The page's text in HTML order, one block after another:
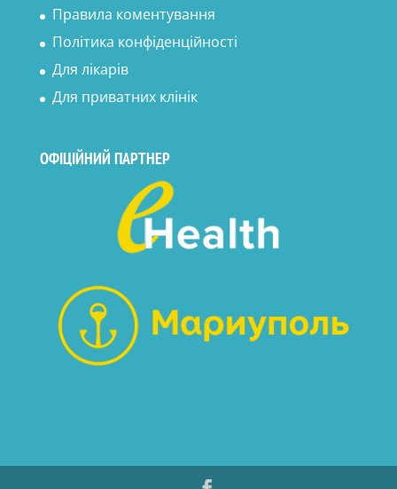
Правила коментування
Політика конфіденційності
Для лікарів
Для приватних клінік
ОФІЦІЙНИЙ ПАРТНЕР